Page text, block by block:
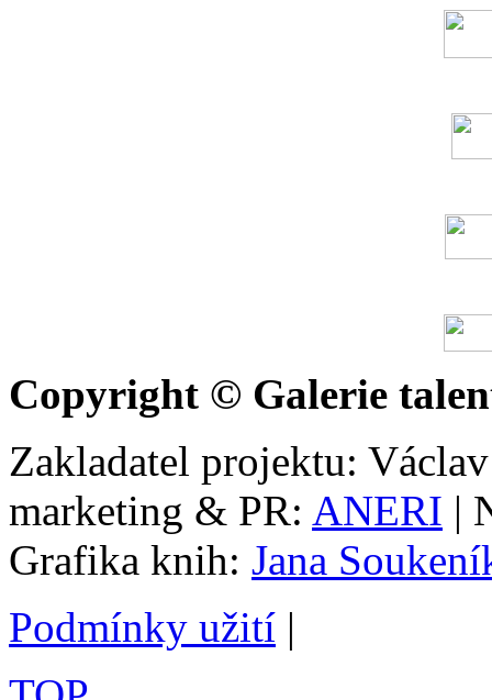
Copyright © Galerie
Zakladatel projektu:
marketing & PR: ANERI |
Grafika knih: Jana
Podmínky užití |